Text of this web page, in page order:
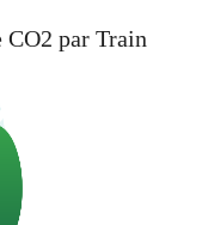
CO2 par Train